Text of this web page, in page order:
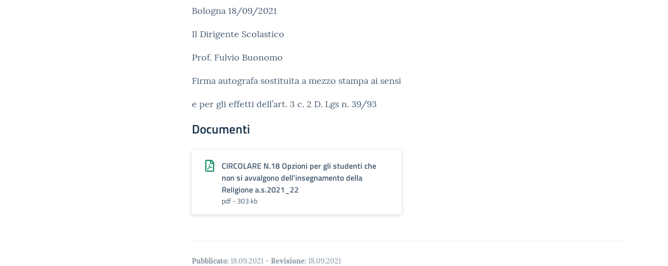
Bologna 18/09/2021
Il Dirigente Scolastico
Prof. Fulvio Buonomo
Firma autografa sostituita a mezzo stampa ai sensi
e per gli effetti dell’art. 3 c. 2 D. Lgs n. 39/93
Documenti
CIRCOLARE N.18 Opzioni per gli studenti che
non si avvalgono dell’insegnamento della
Religione a.s.2021_22
pdf - 303 kb
Pubblicato: 18.09.2021 - Revisione: 18.09.2021